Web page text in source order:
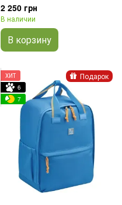
2 250 грн
В наличии
В корзину
Подарок
ХИТ
6
7